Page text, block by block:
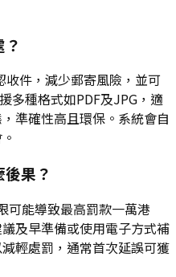
收件，減少郵寄風險，並可
多種格式如PDF及JPG，適
準確性高且環保。系統會自
果？
可能導致最高罰款一萬港
及早準備或使用電子方式補
輕處罰，通常首次延誤可獲